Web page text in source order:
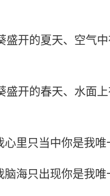
盛开的夏天、空气
盛开的春天、水面
心里只当中你是我唯
脑海只出现你是我唯